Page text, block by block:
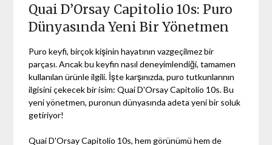
Quai D’Orsay Capitolio 10s: Puro
Dünyasında Yeni Bir Yönetmen
Puro keyfi, birçok kişinin hayatının vazgeçilmez bir
parçası. Ancak bu keyfin nasıl deneyimlendiği, tamamen
kullanılan ürünle ilgili. İşte karşınızda, puro tutkunlarının
ilgisini çekecek bir isim: Quai D'Orsay Capitolio 10s. Bu
yeni yönetmen, puronun dünyasında adeta yeni bir soluk
getiriyor!
Quai D'Orsay Capitolio 10s, hem görünümü hem de